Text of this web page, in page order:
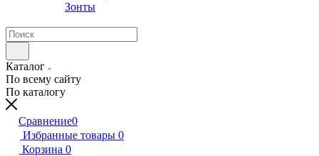
Зонты
Каталог
По всему сайту
По каталогу
Сравнение0
Избранные товары 0
Корзина 0